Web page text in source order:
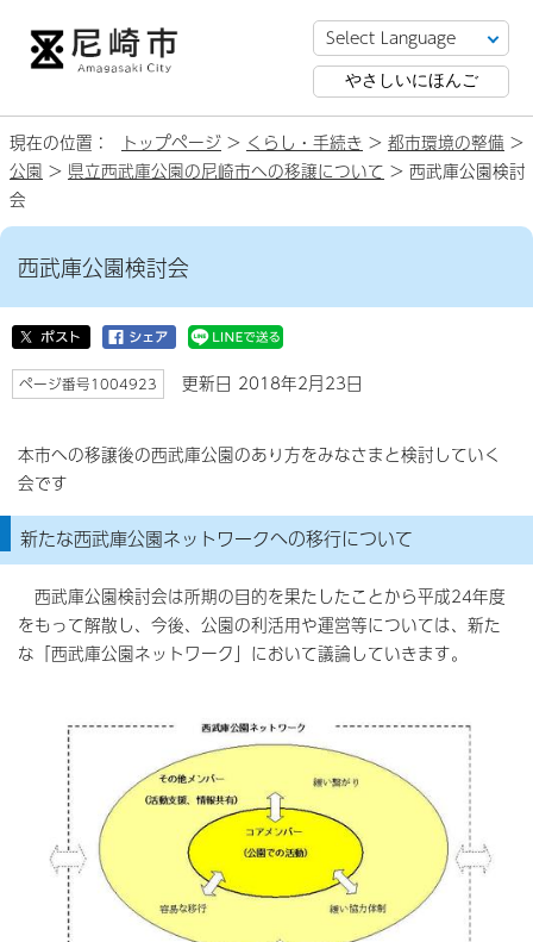
やさしいにほんご
現在の位置： トップページ > くらし・手続き > 都市環境の整備 >
公園 > 県立西武庫公園の尼崎市への移譲について > 西武庫公園検討
会
西武庫公園検討会
ページ番号1004923 更新日 2018年2月23日
本市への移譲後の西武庫公園のあり方をみなさまと検討していく
会です
新たな西武庫公園ネットワークへの移行について
西武庫公園検討会は所期の目的を果たしたことから平成24年度
をもって解散し、今後、公園の利活用や運営等については、新た
な「西武庫公園ネットワーク」において議論していきます。